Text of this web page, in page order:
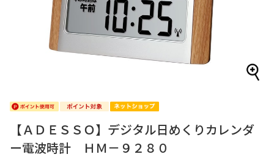
【ＡＤＥＳＳＯ】デジタル日めくりカレンダ
ー電波時計 ＨＭ－９２８０